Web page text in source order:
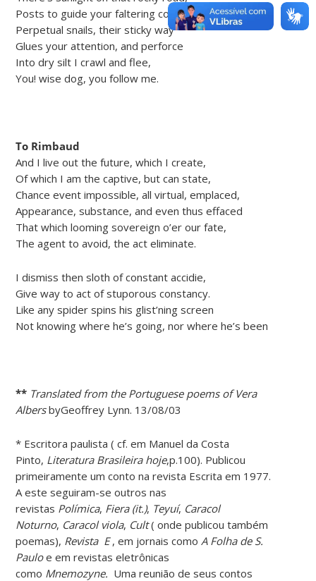
Posts to guide your faltering course.
Perpetual snails, their sticky way
Glues your attention, and perforce
Into dry silt I crawl and flee,
You! wise dog, you follow me.
To Rimbaud
And I live out the future, which I create,
Of which I am the captive, but can state,
Chance event impossible, all virtual, emplaced,
Appearance, substance, and even thus effaced
That which looming sovereign o’er our fate,
The agent to avoid, the act eliminate.
I dismiss then sloth of constant accidie,
Give way to act of stuporous constancy.
Like any spider spins his glist’ning screen
Not knowing where he’s going, nor where he’s been
** Translated from the Portuguese poems of Vera
AlbersbyGeoffrey Lynn. 13/08/03
* Escritora paulista ( cf. em Manuel da Costa
Pinto, Literatura Brasileira hoje,p.100). Publicou
primeiramente um conto na revista Escrita em 1977.
A este seguiram-se outros nas
revistas Polímica, Fiera (it.), Teyuí, Caracol
Noturno, Caracol viola, Cult( onde publicou também
poemas), Revista E, em jornais como A Folha de S.
Pauloe em revistas eletrônicas
como Mnemozyne. Uma reunião de seus contos